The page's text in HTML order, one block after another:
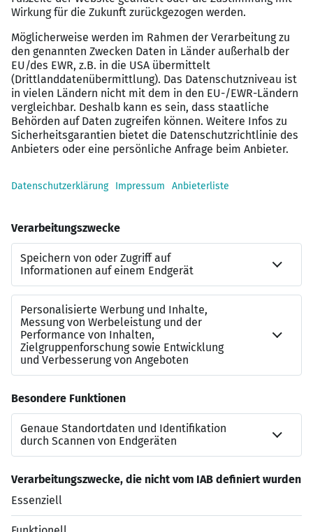
Zusammenarbeit mit der Geschäftsleitung
Möglichkeit, einen gesamten Bereich
eigenständig mit aufzubauen
Moderne Arbeitsmittel und Offenheit für neue
Ideen
Kurze Entscheidungswege
Dann freuen wir uns auf deine Bewerbung oder ein
unkompliziertes erstes Gespräch.
Ansprechpartner:
Arnd Gesatzki
Tel. +49 203 51921047
Mobil +49 170 6783312
E-Mail:gesatzki@regh.de
Regh Holding GmbH
47167 Duisburg